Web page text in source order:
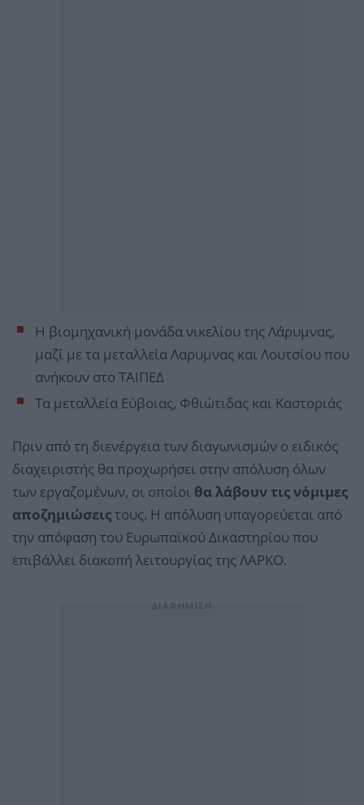
Η βιομηχανική μονάδα νικελίου της Λάρυμνας,
μαζί με τα μεταλλεία Λαρυμνας και Λουτσίου που
ανήκουν στο ΤΑΙΠΕΔ
Τα μεταλλεία Εύβοιας, Φθιώτιδας και Καστοριάς
Πριν από τη διενέργεια των διαγωνισμών ο ειδικός
διαχειριστής θα προχωρήσει στην απόλυση όλων
των εργαζομένων, οι οποίοι θα λάβουν τις νόμιμες
αποζημιώσειςτους. Η απόλυση υπαγορεύεται από
την απόφαση του Ευρωπαϊκού Δικαστηρίου που
επιβάλλει διακοπή λειτουργίας της ΛΑΡΚΟ.